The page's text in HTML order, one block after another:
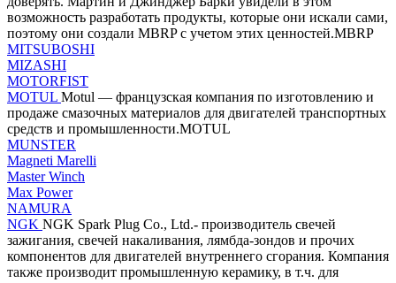
возможность разработать продукты, которые они искали сами,
поэтому они создали MBRP с учетом этих ценностей.MBRP
MITSUBOSHI
MIZASHI
MOTORFIST
MOTUL Motul — французская компания по изготовлению и
продаже смазочных материалов для двигателей транспортных
средств и промышленности.MOTUL
MUNSTER
Magneti Marelli
Master Winch
Max Power
NAMURA
NGK NGK Spark Plug Co., Ltd.- производитель свечей
зажигания, свечей накаливания, лямбда-зондов и прочих
компонентов для двигателей внутреннего сгорания. Компания
также производит промышленную керамику, в т.ч. для